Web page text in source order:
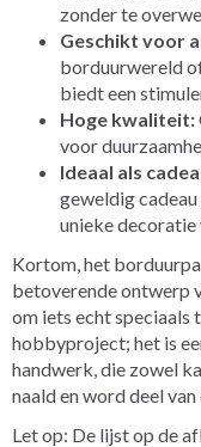
zonder te
Geschikt voor
borduurwereld
biedt een
Hoge kwaliteit:
voor
Ideaal als
geweldig
unieke decoratie
Kortom, het
betoverende ontwerp
om iets echt speciaals
hobbyproject; het is
handwerk, die zowel
naald en word deel
Let op: De lijst op de